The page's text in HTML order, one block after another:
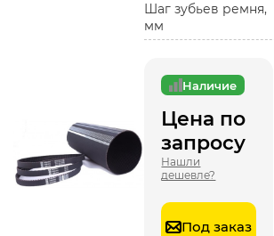
Шаг зубьев ремня,
мм
Наличие
Цена по
запросу
Нашли
дешевле?
Под заказ